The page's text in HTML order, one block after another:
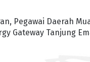
Pegawai Daerah
Gateway Tanjung